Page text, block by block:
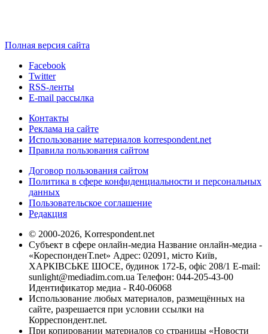
Полная версия сайта
Facebook
Twitter
RSS-ленты
E-mail рассылка
Контакты
Реклама на сайте
Использование материалов korrespondent.net
Правила пользования сайтом
Договор пользования сайтом
Политика в сфере конфиденциальности и персональных
данных
Пользовательское соглашение
Редакция
© 2000-2026, Korrespondent.net
Субъект в сфере онлайн-медиа Название онлайн-медиа -
«КореспонденТ.net» Адрес: 02091, місто Київ,
ХАРКІВСЬКЕ ШОСЕ, будинок 172-Б, офіс 208/1 E-mail:
sunlight@mediadim.com.ua Телефон: 044-205-43-00
Идентификатор медиа - R40-06068
Использование любых материалов, размещённых на
сайте, разрешается при условии ссылки на
Корреспондент.net.
При копировании материалов со страницы «Новости